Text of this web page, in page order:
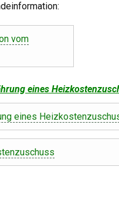
vom
eines
eines